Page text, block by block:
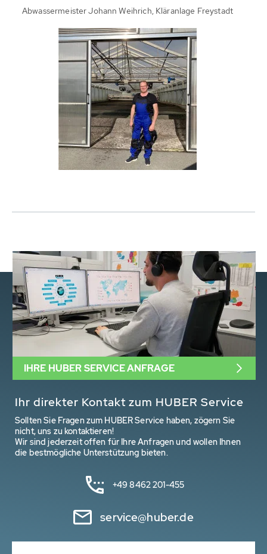
Abwassermeister Johann Weihrich, Kläranlage Freystadt
Ihr direkter Kontakt zum HUBER Service
Sollten Sie Fragen zum HUBER Service haben, zögern Sie
nicht, uns zu kontaktieren!
Wir sind jederzeit offen für Ihre Anfragen und wollen Ihnen
die bestmögliche Unterstützung bieten.
+49 8462 201-455
service@huber.de
IHRE HUBER SERVICE ANFRAGE